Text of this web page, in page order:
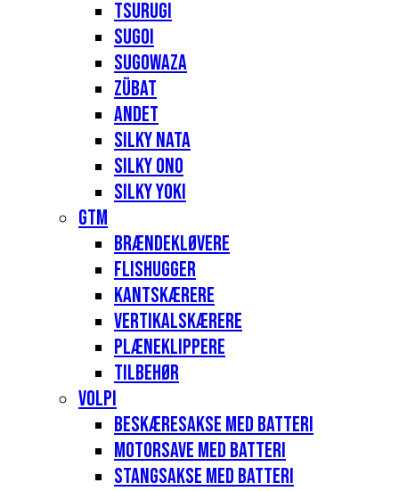
Tsurugi
Sugoi
Sugowaza
Zübat
Andet
Silky Nata
Silky Ono
Silky Yoki
GTM
Brændekløvere
Flishugger
Kantskærere
Vertikalskærere
Plæneklippere
Tilbehør
Volpi
Beskæresakse med batteri
Motorsave med batteri
Stangsakse med batteri